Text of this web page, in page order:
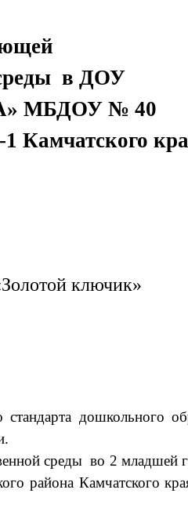
среды в ДОУ
МБДОУ № 40
Камчатского
ключик»
дошкольного
среды во 2 младшей
района Камчатского